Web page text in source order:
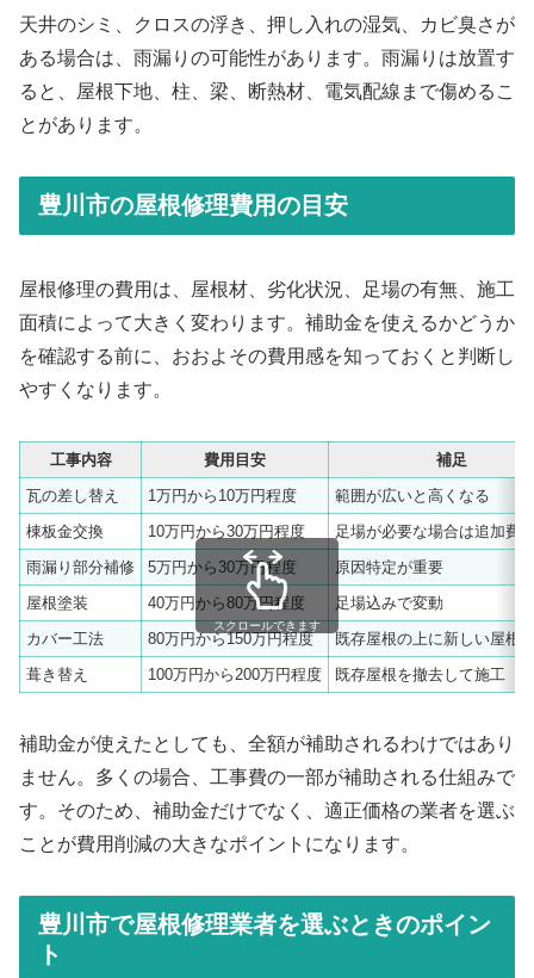
天井のシミ、クロスの浮き、押し入れの湿気、カビ臭さが
ある場合は、雨漏りの可能性があります。雨漏りは放置す
ると、屋根下地、柱、梁、断熱材、電気配線まで傷めるこ
とがあります。
豊川市の屋根修理費用の目安
屋根修理の費用は、屋根材、劣化状況、足場の有無、施工
面積によって大きく変わります。補助金を使えるかどうか
を確認する前に、おおよその費用感を知っておくと判断し
やすくなります。
工事内容 費用目安
補足
瓦の差し替え
1万円から10万円程度
範囲が広いと高くなる
棟板金交換
10万円から30万円程度
足場が必要な場合は追加費
雨漏り部分補修
5万円から30万円程度
原因特定が重要
屋根塗装
40万円から80万円程度
足場込みで変動
カバー工法
80万円から150万円程度
既存屋根の上に新しい屋根
葺き替え
100万円から200万円程度 既存屋根を撤去して施工
スクロールできます
補助金が使えたとしても、全額が補助されるわけではあり
ません。多くの場合、工事費の一部が補助される仕組みで
す。そのため、補助金だけでなく、適正価格の業者を選ぶ
ことが費用削減の大きなポイントになります。
豊川市で屋根修理業者を選ぶときのポイン
ト